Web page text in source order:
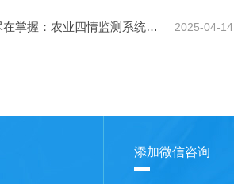
握：农业四情监测系统的创新应用 2025-04-14
添加微信咨询